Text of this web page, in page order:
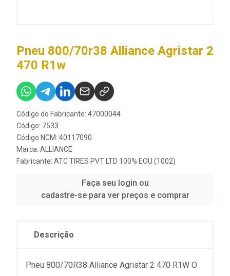
Pneu 800/70r38 Alliance Agristar 2
470 R1w
Código do Fabricante: 47000044
Código: 7533
Código NCM: 40117090
Marca: ALLIANCE
Fabricante: ATC TIRES PVT LTD 100% EOU (1002)
Faça seu login ou
cadastre-se para ver preços e comprar
Descrição
Pneu 800/70R38 Alliance Agristar 2 470 R1W O